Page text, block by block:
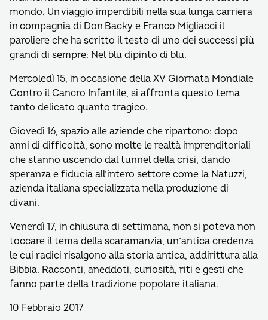
mondo. Un viaggio imperdibili nella sua lunga carriera
in compagnia di Don Backy e Franco Migliacci il
paroliere che ha scritto il testo di uno dei successi più
grandi di sempre: Nel blu dipinto di blu.
Mercoledì 15, in occasione della XV Giornata Mondiale
Contro il Cancro Infantile, si affronta questo tema
tanto delicato quanto tragico.
Giovedì 16, spazio alle aziende che ripartono: dopo
anni di difficoltà, sono molte le realtà imprenditoriali
che stanno uscendo dal tunnel della crisi, dando
speranza e fiducia all’intero settore come la Natuzzi,
azienda italiana specializzata nella produzione di
divani.
Venerdì 17, in chiusura di settimana, non si poteva non
toccare il tema della scaramanzia, un’antica credenza
le cui radici risalgono alla storia antica, addirittura alla
Bibbia. Racconti, aneddoti, curiosità, riti e gesti che
fanno parte della tradizione popolare italiana.
10 Febbraio 2017